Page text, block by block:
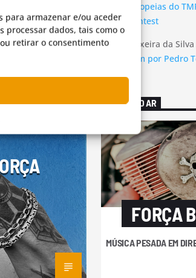
para armazenar e/ou aceder
processar dados, tais como o
retirar o consentimento
finais europeias do
Music Contest
Pedro Teixeira da Silva
memoriam por Pedro
AGORA NO AR
FORÇA
MÚSICA PESADA EM